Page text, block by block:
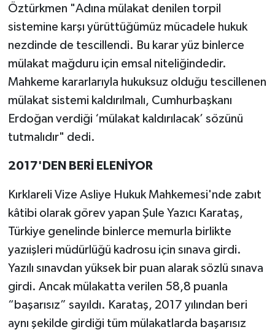
Öztürkmen "Adına mülakat denilen torpil
sistemine karşı yürüttüğümüz mücadele hukuk
nezdinde de tescillendi. Bu karar yüz binlerce
mülakat mağduru için emsal niteliğindedir.
Mahkeme kararlarıyla hukuksuz olduğu tescillenen
mülakat sistemi kaldırılmalı, Cumhurbaşkanı
Erdoğan verdiği ‘mülakat kaldırılacak’ sözünü
tutmalıdır" dedi.
2017'DEN BERİ ELENİYOR
Kırklareli Vize Asliye Hukuk Mahkemesi'nde zabıt
kâtibi olarak görev yapan Şule Yazıcı Karataş,
Türkiye genelinde binlerce memurla birlikte
yazıişleri müdürlüğü kadrosu için sınava girdi.
Yazılı sınavdan yüksek bir puan alarak sözlü sınava
girdi. Ancak mülakatta verilen 58,8 puanla
“başarısız” sayıldı. Karataş, 2017 yılından beri
aynı şekilde girdiği tüm mülakatlarda başarısız